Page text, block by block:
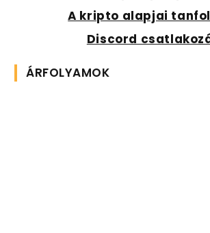
A kripto alapjai
Discord
ÁRFOLYAMOK